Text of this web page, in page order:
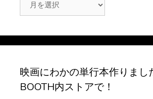
ー
映画にわかの単行本作りまし
BOOTH内ストアで！